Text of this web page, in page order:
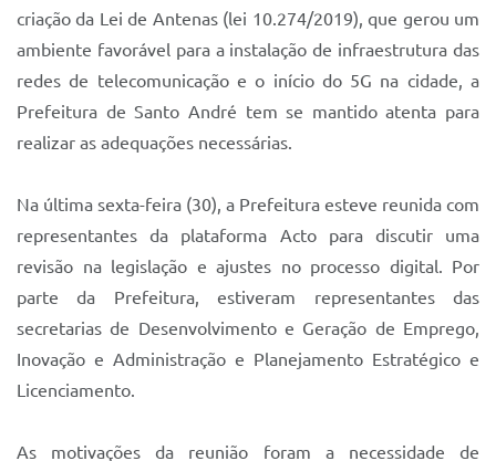
Parque Escola
Portal da Educação
Quadra Fiscal
Autarquias
criação da Lei de Antenas (lei 10.274/2019), que gerou um
ambiente favorável para a instalação de infraestrutura das
redes de telecomunicação e o início do 5G na cidade, a
Prefeitura de Santo André tem se mantido atenta para
realizar as adequações necessárias.
Na última sexta-feira (30), a Prefeitura esteve reunida com
representantes da plataforma Acto para discutir uma
revisão na legislação e ajustes no processo digital. Por
parte da Prefeitura, estiveram representantes das
secretarias de Desenvolvimento e Geração de Emprego,
Inovação e Administração e Planejamento Estratégico e
Licenciamento.
As motivações da reunião foram a necessidade de